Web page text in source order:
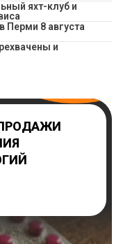
яхт-клуб и
Перми 8 августа
и